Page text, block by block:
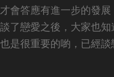
會答應有進一步的發
了戀愛之後，大家也
是很重要的喲，已經